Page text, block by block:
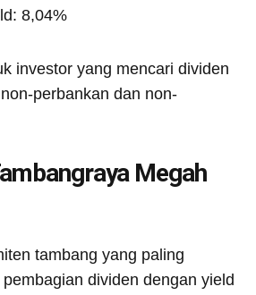
8,04%
investor yang mencari dividen
perbankan dan non-
Megah
tambang yang paling
dividen dengan yield